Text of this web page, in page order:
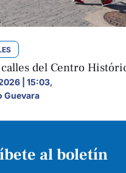
del Centro
| 15:03,
Guevara
al boletín